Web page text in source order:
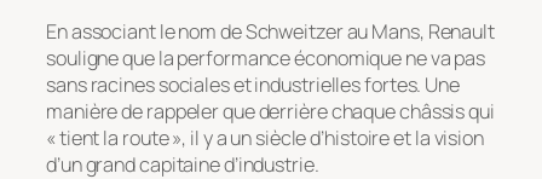
En associant le nom de Schweitzer au Mans, Renault
souligne que la performance économique ne va pas
sans racines sociales et industrielles fortes. Une
manière de rappeler que derrière chaque châssis qui
« tient la route », il y a un siècle d’histoire et la vision
d’un grand capitaine d’industrie.